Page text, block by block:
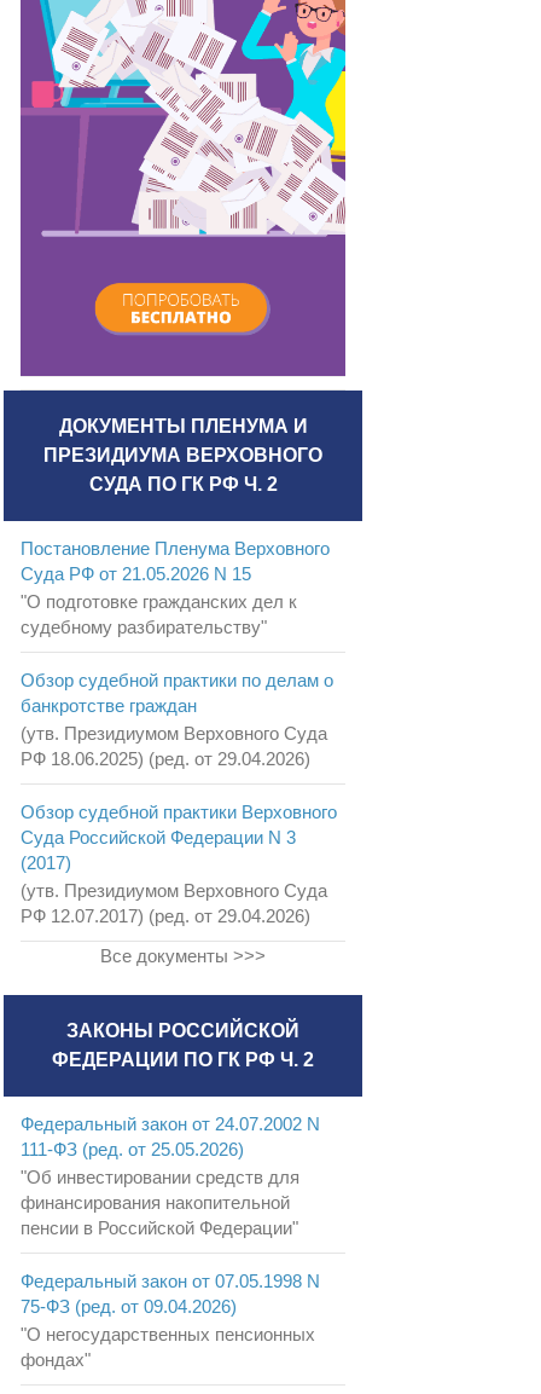
ДОКУМЕНТЫ ПЛЕНУМА И
ПРЕЗИДИУМА ВЕРХОВНОГО
СУДА ПО ГК РФ Ч. 2
Постановление Пленума Верховного
Суда РФ от 21.05.2026 N 15
"О подготовке гражданских дел к
судебному разбирательству"
Обзор судебной практики по делам о
банкротстве граждан
(утв. Президиумом Верховного Суда
РФ 18.06.2025) (ред. от 29.04.2026)
Обзор судебной практики Верховного
Суда Российской Федерации N 3
(2017)
(утв. Президиумом Верховного Суда
РФ 12.07.2017) (ред. от 29.04.2026)
Все документы >>>
ЗАКОНЫ РОССИЙСКОЙ
ФЕДЕРАЦИИ ПО ГК РФ Ч. 2
Федеральный закон от 24.07.2002 N
111-ФЗ (ред. от 25.05.2026)
"Об инвестировании средств для
финансирования накопительной
пенсии в Российской Федерации"
Федеральный закон от 07.05.1998 N
75-ФЗ (ред. от 09.04.2026)
"О негосударственных пенсионных
фондах"